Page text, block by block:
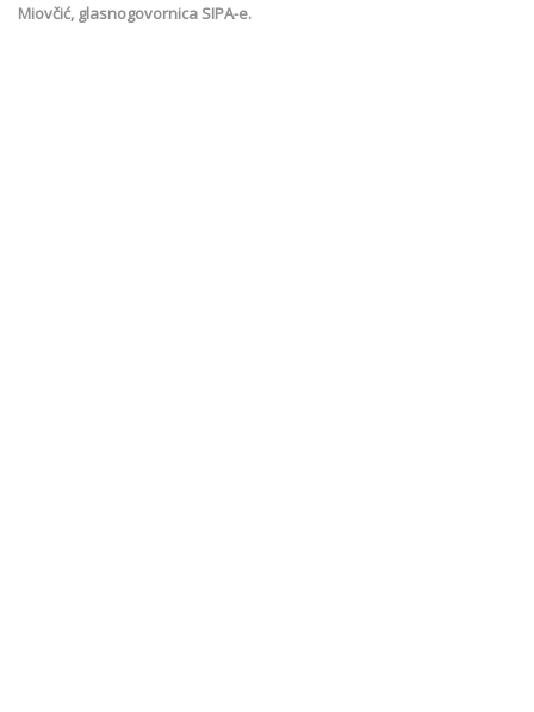
Miovčić, glasnogovornica SIPA-e.